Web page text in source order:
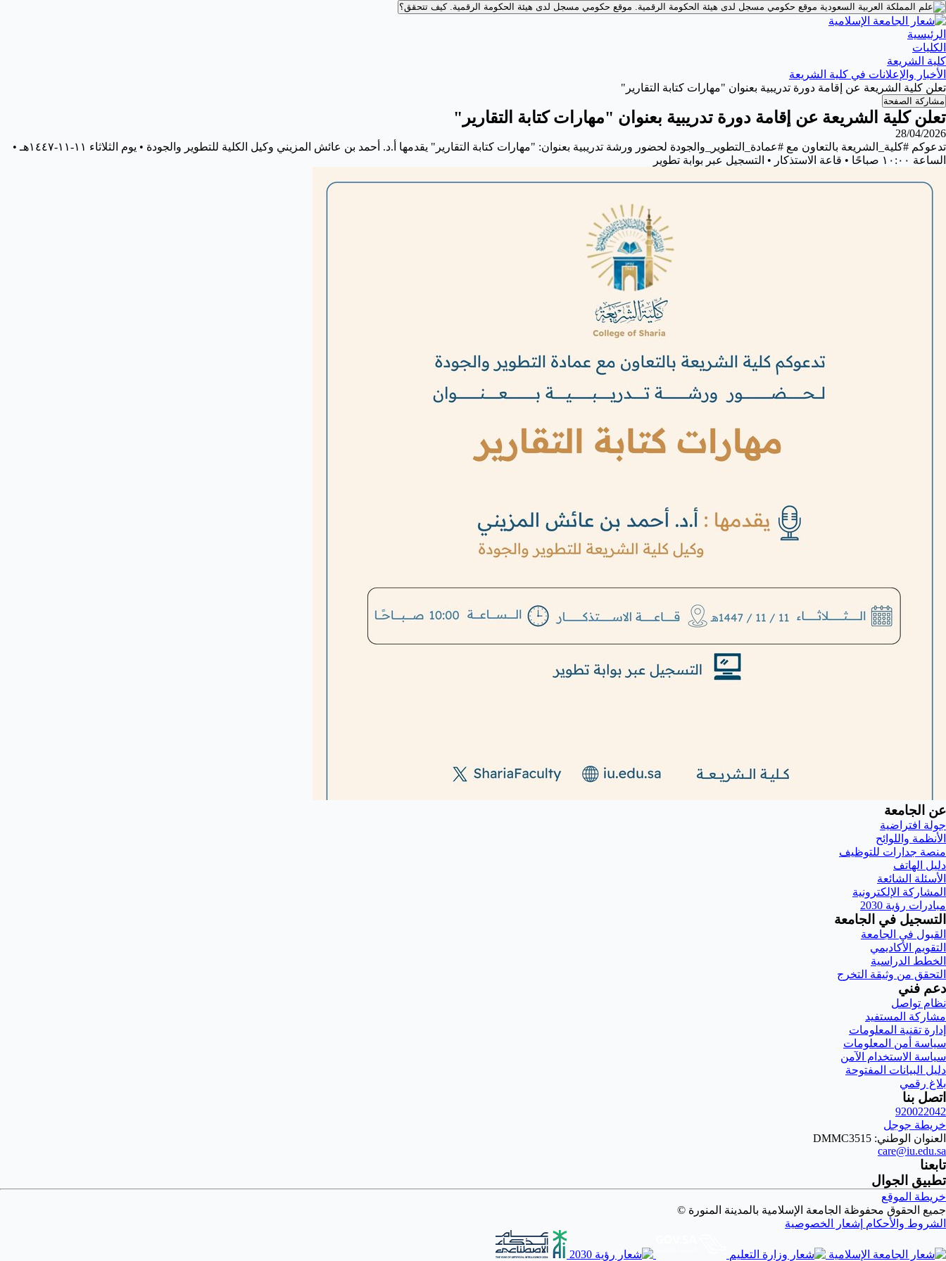
موقع حكومي مسجل لدى هيئة الحكومة الرقمية. موقع حكومي مسجل لدى هيئة الحكومة الرقمية.كيف تتحقق؟
الرئيسية
الكليات
كلية الشريعة
الأخبار والإعلانات في كلية الشريعة
تعلن كلية الشريعة عن إقامة دورة تدريبية بعنوان ‏"مهارات كتابة التقارير"
مشاركة الصفحة
تعلن كلية الشريعة عن إقامة دورة تدريبية بعنوان ‏"مهارات كتابة التقارير"
28/04/2026
تدعوكم #كلية_الشريعة بالتعاون مع #عمادة_التطوير_والجودة لحضور ورشة تدريبية بعنوان: "مهارات كتابة التقارير" يقدمها أ.د. أحمد بن عائش المزيني وكيل الكلية للتطوير والجودة • يوم الثلاثاء ١١-١١-١٤٤٧هـ •
الساعة ١٠:٠٠ صباحًا • قاعة الاستذكار • التسجيل عبر بوابة تطوير
عن الجامعة
جولة افتراضية
الأنظمة واللوائح
منصة جدارات للتوظيف
دليل الهاتف
الأسئلة الشائعة
المشاركة الإلكترونية
مبادرات رؤية 2030
التسجيل في الجامعة
القبول في الجامعة
التقويم الأكاديمي
الخطط الدراسية
التحقق من وثيقة التخرج
دعم فني
نظام تواصل
مشاركة المستفيد
إدارة تقنية المعلومات
سياسة أمن المعلومات
سياسة الاستخدام الآمن
دليل البيانات المفتوحة
بلاغ رقمي
اتصل بنا
920022042
خريطة جوجل
العنوان الوطني: DMMC3515
care@iu.edu.sa
تابعنا
تطبيق الجوال
خريطة الموقع
جميع الحقوق محفوظة الجامعة الإسلامية بالمدينة المنورة ©
الشروط والأحكام إشعار الخصوصية